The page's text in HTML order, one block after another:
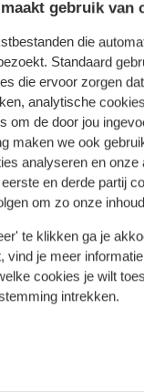
gebruik van
die
Standaard
die ervoor zorgen
analytische
om de door jou
maken we ook
analyseren en
en derde partij
om zo onze
te klikken ga je
vind je meer
cookies je wilt
intrekken.